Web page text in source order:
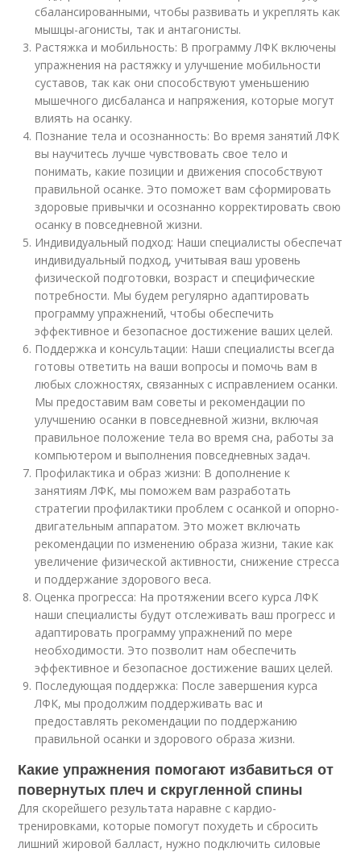
сбалансированными, чтобы развивать и укреплять как
мышцы-агонисты, так и антагонисты.
Растяжка и мобильность: В программу ЛФК включены
упражнения на растяжку и улучшение мобильности
суставов, так как они способствуют уменьшению
мышечного дисбаланса и напряжения, которые могут
влиять на осанку.
Познание тела и осознанность: Во время занятий ЛФК
вы научитесь лучше чувствовать свое тело и
понимать, какие позиции и движения способствуют
правильной осанке. Это поможет вам сформировать
здоровые привычки и осознанно корректировать свою
осанку в повседневной жизни.
Индивидуальный подход: Наши специалисты обеспечат
индивидуальный подход, учитывая ваш уровень
физической подготовки, возраст и специфические
потребности. Мы будем регулярно адаптировать
программу упражнений, чтобы обеспечить
эффективное и безопасное достижение ваших целей.
Поддержка и консультации: Наши специалисты всегда
готовы ответить на ваши вопросы и помочь вам в
любых сложностях, связанных с исправлением осанки.
Мы предоставим вам советы и рекомендации по
улучшению осанки в повседневной жизни, включая
правильное положение тела во время сна, работы за
компьютером и выполнения повседневных задач.
Профилактика и образ жизни: В дополнение к
занятиям ЛФК, мы поможем вам разработать
стратегии профилактики проблем с осанкой и опорно-
двигательным аппаратом. Это может включать
рекомендации по изменению образа жизни, такие как
увеличение физической активности, снижение стресса
и поддержание здорового веса.
Оценка прогресса: На протяжении всего курса ЛФК
наши специалисты будут отслеживать ваш прогресс и
адаптировать программу упражнений по мере
необходимости. Это позволит нам обеспечить
эффективное и безопасное достижение ваших целей.
Последующая поддержка: После завершения курса
ЛФК, мы продолжим поддерживать вас и
предоставлять рекомендации по поддержанию
правильной осанки и здорового образа жизни.
Какие упражнения помогают избавиться от
повернутых плеч и скругленной спины
Для скорейшего результата наравне с кардио-
тренировками, которые помогут похудеть и сбросить
лишний жировой балласт, нужно подключить силовые